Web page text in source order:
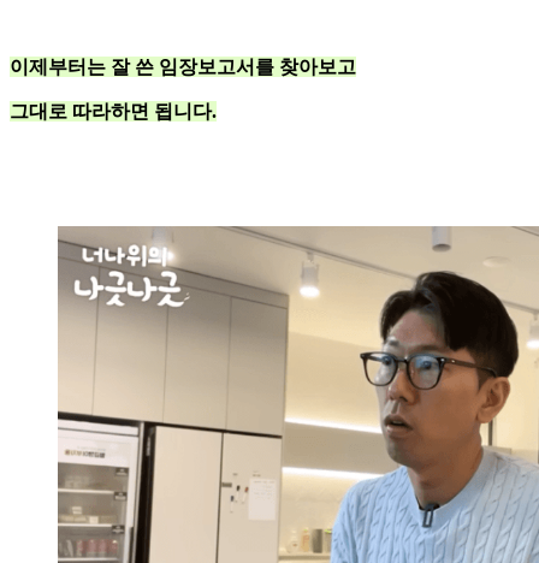
이제부터는 잘 쓴 임장보고서를 찾아보고
그대로 따라하면 됩니다.